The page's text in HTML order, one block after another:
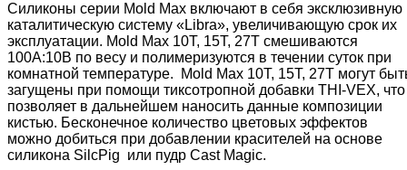
Силиконы серии Mold Max включают в себя эксклюзивную
каталитическую систему «Libra», увеличивающую срок их
эксплуатации. Mold Max 10Т, 15T, 27T смешиваются
100А:10В по весу и полимеризуются в течении суток при
комнатной температуре. Mold Max 10T, 15T, 27T могут
загущены при помощи тиксотропной добавки THI-VEX, что
позволяет в дальнейшем наносить данные композиции
кистью. Бесконечное количество цветовых эффектов
можно добиться при добавлении красителей на основе
силикона SilcPig или пудр Cast Magic.